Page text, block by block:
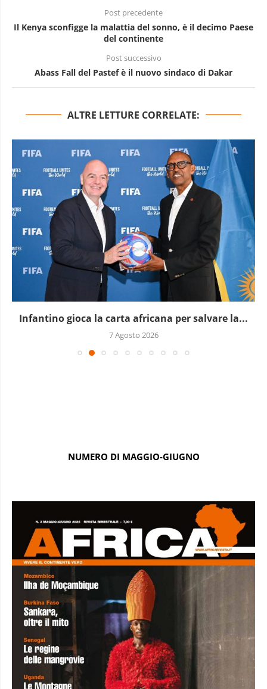
Post precedente
Il Kenya sconfigge la malattia del sonno, è il decimo Paese
del continente
Post successivo
Abass Fall del Pastef è il nuovo sindaco di Dakar
ALTRE LETTURE CORRELATE:
Infantino gioca la carta africana per salvare la...
7 Agosto 2026
NUMERO DI MAGGIO-GIUGNO